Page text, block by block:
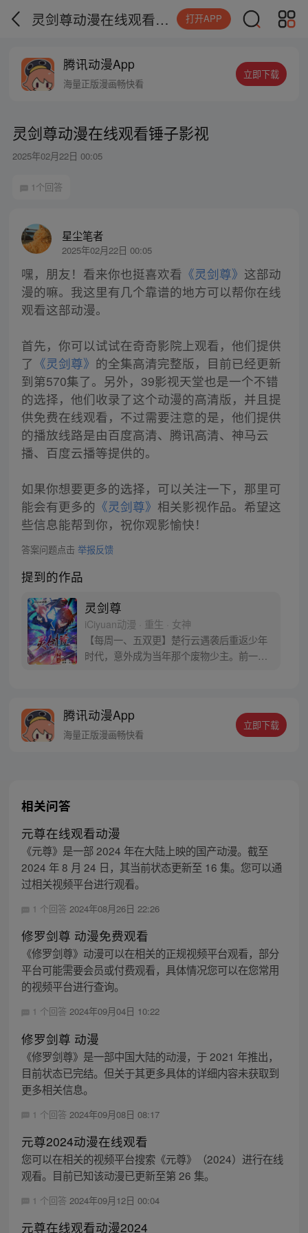
灵剑尊动漫在线观看锤子影视 打开APP
腾讯动漫App
海量正版漫画畅快看
立即下载
灵剑尊动漫在线观看锤子影视
2025年02月22日 00:05
1个回答
星尘笔者
2025年02月22日 00:05
嘿，朋友！看来你也挺喜欢看 《灵剑尊》 这部动
漫的嘛。我这里有几个靠谱的地方可以帮你在线
观看这部动漫。
首先，你可以试试在奇奇影院上观看，他们提供
了 《灵剑尊》 的全集高清完整版，目前已经更新
到第570集了。另外，39影视天堂也是一个不错
的选择，他们收录了这个动漫的高清版，并且提
供免费在线观看，不过需要注意的是，他们提供
的播放线路是由百度高清、腾讯高清、神马云
播、百度云播等提供的。
如果你想要更多的选择，可以关注一下，那里可
能会有更多的 《灵剑尊》 相关影视作品。希望这
些信息能帮到你，祝你观影愉快！
答案问题点击 举报反馈
提到的作品
灵剑尊
iCiyuan动漫 · 重生 · 女神
【每周一、五双更】楚行云遇袭后重返少年
时代，意外成为当年那个废物少主。前一
主如何闯荡大陆、遭奇遇，成为叱咤风云的
至尊天帝。（漫画粉丝群：534222491）
腾讯动漫App
海量正版漫画畅快看
立即下载
相关问答
元尊在线观看动漫
《元尊》是一部 2024 年在大陆上映的国产动漫。截至
2024 年 8 月 24 日，其当前状态更新至 16 集。您可以通
过相关视频平台进行观看。
1 个回答 2024年08月26日 22:26
修罗剑尊 动漫免费观看
《修罗剑尊》动漫可以在相关的正规视频平台观看，部分
平台可能需要会员或付费观看，具体情况您可以在您常用
的视频平台进行查询。
1 个回答 2024年09月04日 10:22
修罗剑尊 动漫
《修罗剑尊》是一部中国大陆的动漫，于 2021 年推出，
目前状态已完结。但关于其更多具体的详细内容未获取到
更多相关信息。
1 个回答 2024年09月08日 08:17
元尊2024动漫在线观看
您可以在相关的视频平台搜索《元尊》（2024）进行在线
观看。目前已知该动漫已更新至第 26 集。
1 个回答 2024年09月12日 00:04
元尊在线观看动漫2024